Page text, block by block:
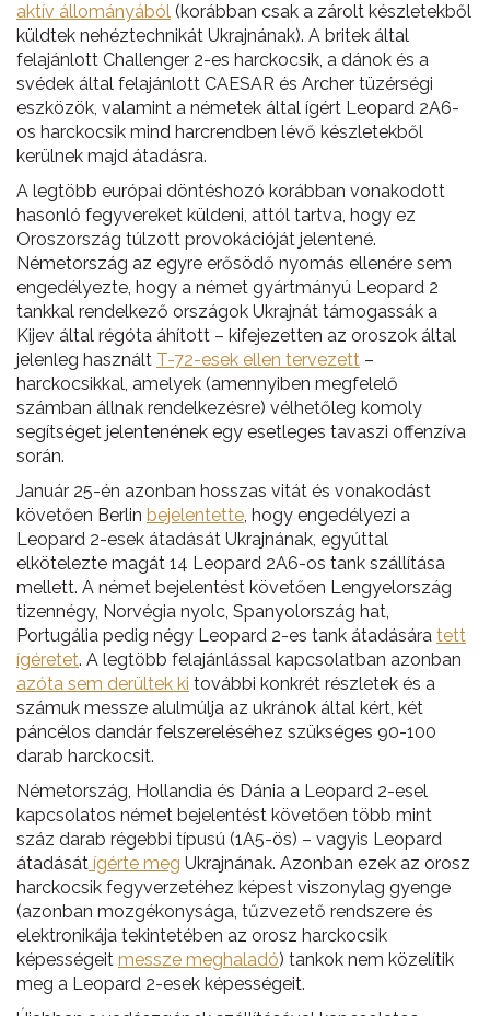
aktív állományából (korábban csak a zárolt készletekből
küldtek nehéztechnikát Ukrajnának). A britek által
felajánlott Challenger 2-es harckocsik, a dánok és a
svédek által felajánlott CAESAR és Archer tüzérségi
eszközök, valamint a németek által ígért Leopard 2A6-
os harckocsik mind harcrendben lévő készletekből
kerülnek majd átadásra.
A legtöbb európai döntéshozó korábban vonakodott
hasonló fegyvereket küldeni, attól tartva, hogy ez
Oroszország túlzott provokációját jelentené.
Németország az egyre erősödő nyomás ellenére sem
engedélyezte, hogy a német gyártmányú Leopard 2
tankkal rendelkező országok Ukrajnát támogassák a
Kijev által régóta áhított – kifejezetten az oroszok által
jelenleg használt T-72-esek ellen tervezett –
harckocsikkal, amelyek (amennyiben megfelelő
számban állnak rendelkezésre) vélhetőleg komoly
segítséget jelentenének egy esetleges tavaszi offenzíva
során.
Január 25-én azonban hosszas vitát és vonakodást
követően Berlin bejelentette, hogy engedélyezi a
Leopard 2-esek átadását Ukrajnának, egyúttal
elkötelezte magát 14 Leopard 2A6-os tank szállítása
mellett. A német bejelentést követően Lengyelország
tizennégy, Norvégia nyolc, Spanyolország hat,
Portugália pedig négy Leopard 2-es tank átadására tett
ígéretet. A legtöbb felajánlással kapcsolatban azonban
azóta sem derültek ki további konkrét részletek és a
számuk messze alulmúlja az ukránok által kért, két
páncélos dandár felszereléséhez szükséges 90-100
darab harckocsit.
Németország, Hollandia és Dánia a Leopard 2-esel
kapcsolatos német bejelentést követően több mint
száz darab régebbi típusú (1A5-ös) – vagyis Leopard
átadását ígérte meg Ukrajnának. Azonban ezek az orosz
harckocsik fegyverzetéhez képest viszonylag gyenge
(azonban mozgékonysága, tűzvezető rendszere és
elektronikája tekintetében az orosz harckocsik
képességeit messze meghaladó) tankok nem közelítik
meg a Leopard 2-esek képességeit.